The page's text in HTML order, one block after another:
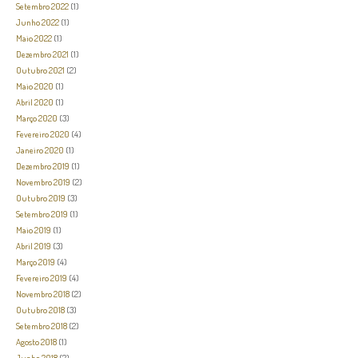
Setembro 2022 (1)
Junho 2022 (1)
Maio 2022 (1)
Dezembro 2021 (1)
Outubro 2021 (2)
Maio 2020 (1)
Abril 2020 (1)
Março 2020 (3)
Fevereiro 2020 (4)
Janeiro 2020 (1)
Dezembro 2019 (1)
Novembro 2019 (2)
Outubro 2019 (3)
Setembro 2019 (1)
Maio 2019 (1)
Abril 2019 (3)
Março 2019 (4)
Fevereiro 2019 (4)
Novembro 2018 (2)
Outubro 2018 (3)
Setembro 2018 (2)
Agosto 2018 (1)